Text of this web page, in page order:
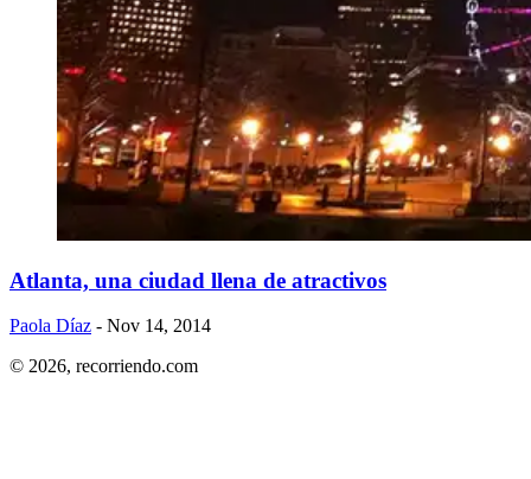
Atlanta, una ciudad llena de atractivos
Paola Díaz - Nov 14, 2014
© 2026, recorriendo.com